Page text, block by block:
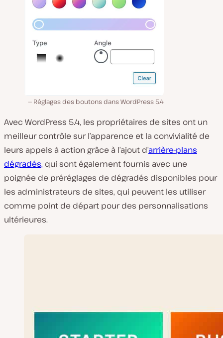
Réglages des boutons dans WordPress 5.4
Avec WordPress 5.4, les propriétaires de sites ont un
meilleur contrôle sur l’apparence et la convivialité de
leurs appels à action grâce à l’ajout d’arrière-plans
dégradés, qui sont également fournis avec une
poignée de préréglages de dégradés disponibles pour
les administrateurs de sites, qui peuvent les utiliser
comme point de départ pour des personnalisations
ultérieures.